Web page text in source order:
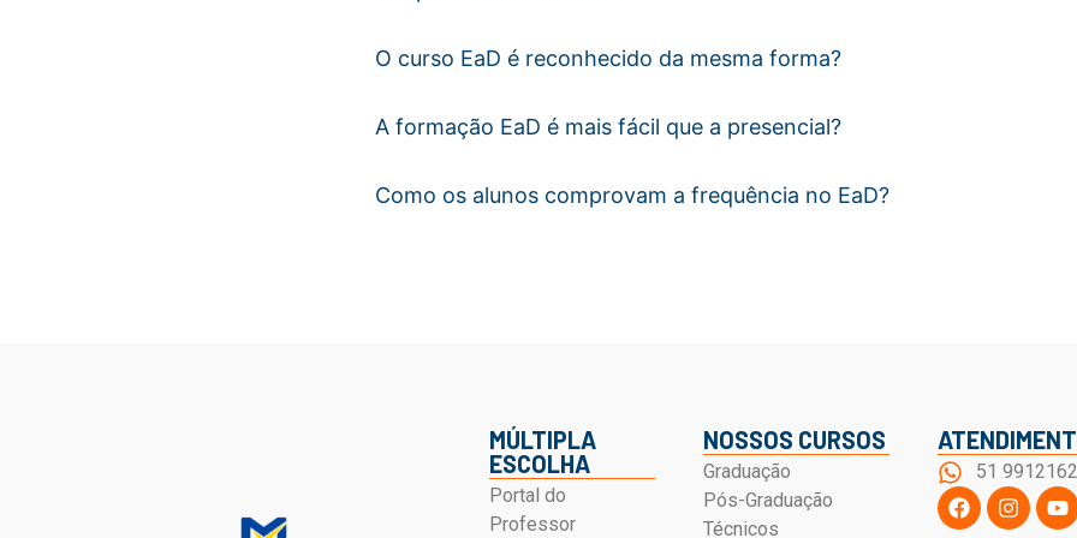
O curso EaD é reconhecido da mesma forma?
A formação EaD é mais fácil que a presencial?
Como os alunos comprovam a frequência no EaD?
MÚLTIPLA
ESCOLHA
Portal do
Professor
NOSSOS CURSOS
Graduação
Pós-Graduação
Técnicos
51